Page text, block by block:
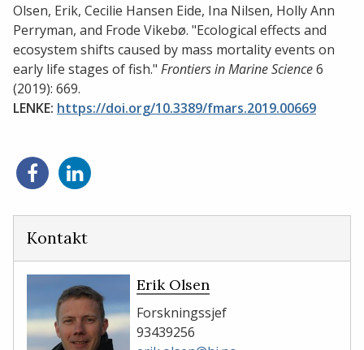
Olsen, Erik, Cecilie Hansen Eide, Ina Nilsen, Holly Ann
Perryman, and Frode Vikebø. "Ecological effects and
ecosystem shifts caused by mass mortality events on
early life stages of fish." Frontiers in Marine Science6
(2019): 669.
LENKE: https://doi.org/10.3389/fmars.2019.00669
Del
på
Del
på
Kontakt
Erik Olsen
Forskningssjef
93439256